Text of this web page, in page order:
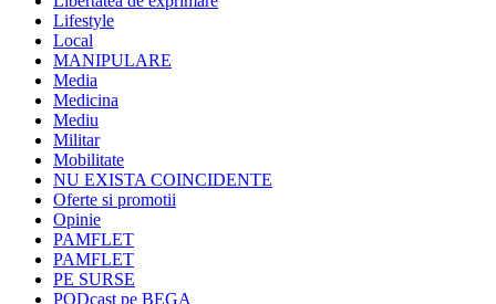
Lifestyle
Local
MANIPULARE
Media
Medicina
Mediu
Militar
Mobilitate
NU EXISTA COINCIDENTE
Oferte si promotii
Opinie
PAMFLET
PAMFLET
PE SURSE
PODcast pe BEGA